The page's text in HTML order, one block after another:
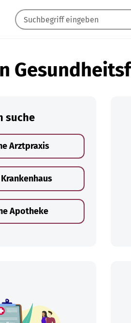
suche
Arztpraxis
Apotheke